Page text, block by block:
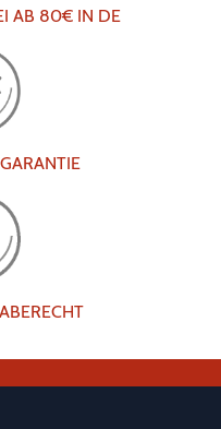
AB 80€ IN DE